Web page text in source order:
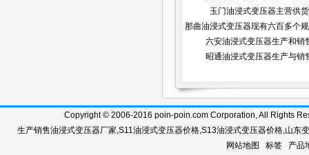
玉门油浸式变压器主营供货
那曲油浸式变压器现有六百多个
六安油浸式变压器生产和销
昭通油浸式变压器生产与销
Copyright © 2006-2016 poin-poin.com Corporation, All Rights
生产销售油浸式变压器厂家,S11油浸式变压器价格,S13油浸式变压器价格,山东
网站地图
标签 产品